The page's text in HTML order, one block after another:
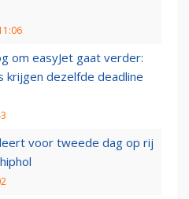
om easyJet gaat verder:
krijgen dezelfde deadline
voor tweede dag op rij